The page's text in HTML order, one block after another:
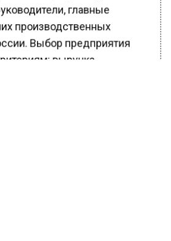
главные
производственных
Выбор предприятия
выручка